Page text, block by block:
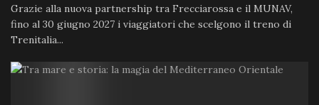
Grazie alla nuova partnership tra Frecciarossa e il MUNAV,
fino al 30 giugno 2027 i viaggiatori che scelgono il treno di
Trenitalia...